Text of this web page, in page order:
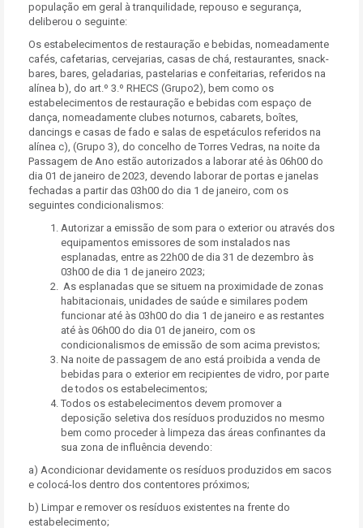
população em geral à tranquilidade, repouso e segurança,
deliberou o seguinte:
Os estabelecimentos de restauração e bebidas, nomeadamente
cafés, cafetarias, cervejarias, casas de chá, restaurantes, snack-
bares, bares, geladarias, pastelarias e confeitarias, referidos na
alínea b), do art.º 3.º RHECS (Grupo2), bem como os
estabelecimentos de restauração e bebidas com espaço de
dança, nomeadamente clubes noturnos, cabarets, boîtes,
dancings e casas de fado e salas de espetáculos referidos na
alínea c), (Grupo 3), do concelho de Torres Vedras, na noite da
Passagem de Ano estão autorizados a laborar até às 06h00 do
dia 01 de janeiro de 2023, devendo laborar de portas e janelas
fechadas a partir das 03h00 do dia 1 de janeiro, com os
seguintes condicionalismos:
Autorizar a emissão de som para o exterior ou através dos
equipamentos emissores de som instalados nas
esplanadas, entre as 22h00 de dia 31 de dezembro às
03h00 de dia 1 de janeiro 2023;
As esplanadas que se situem na proximidade de zonas
habitacionais, unidades de saúde e similares podem
funcionar até às 03h00 do dia 1 de janeiro e as restantes
até às 06h00 do dia 01 de janeiro, com os
condicionalismos de emissão de som acima previstos;
Na noite de passagem de ano está proibida a venda de
bebidas para o exterior em recipientes de vidro, por parte
de todos os estabelecimentos;
Todos os estabelecimentos devem promover a
deposição seletiva dos resíduos produzidos no mesmo
bem como proceder à limpeza das áreas confinantes da
sua zona de influência devendo:
a) Acondicionar devidamente os resíduos produzidos em sacos
e colocá-los dentro dos contentores próximos;
b) Limpar e remover os resíduos existentes na frente do
estabelecimento;